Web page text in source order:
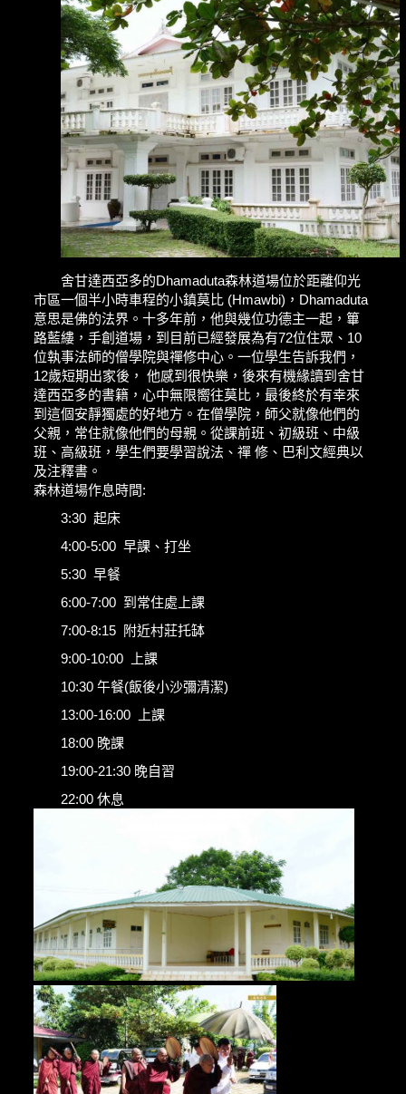
舍甘達西亞多的Dhamaduta森林道場位於距離仰光
市區一個半小時車程的小鎮莫比 (Hmawbi)，Dhamaduta
意思是佛的法界。十多年前，他與幾位功德主一起，篳
路藍縷，手創道場，到目前已經發展為有72位住眾、10
位執事法師的僧學院與禪修中心。一位學生告訴我們，
12歲短期出家後， 他感到很快樂，後來有機緣讀到舍甘
達西亞多的書籍，心中無限嚮往莫比，最後終於有幸來
到這個安靜獨處的好地方。在僧學院，師父就像他們的
父親，常住就像他們的母親。從課前班、初級班、中級
班、高級班，學生們要學習說法、禪 修、巴利文經典以
及注釋書。
森林道場作息時間:
3:30 起床
4:00-5:00 早課、打坐
5:30 早餐
6:00-7:00 到常住處上課
7:00-8:15 附近村莊托缽
9:00-10:00 上課
10:30 午餐(飯後小沙彌清潔)
13:00-16:00 上課
18:00 晚課
19:00-21:30 晚自習
22:00 休息